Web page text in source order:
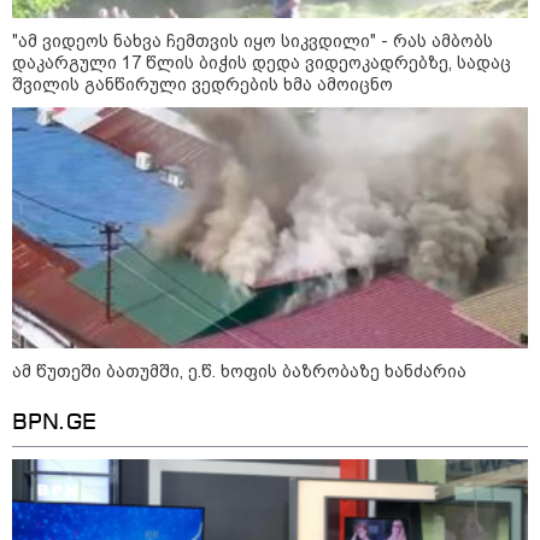
განწირული ვედრების ხმა
ამოიცნო
ამ წუთეში ბათუმში, ე.წ. ხოფის
ბაზრობაზე ხანძარია
"- გათა***ბულო, წადი და დაწერე
განცხადება თუ დანაშაულს
ჩავდივარ...- მემუქრები?" -
სოციალურ ქსელში სკანდალური
კადრები ვრცელდება
პოლიტიკა
"ამ ვიდეოს ნახვა ჩემთვის იყო სიკვდილი" - რას ამბობს
დაკარგული 17 წლის ბიჭის დედა ვიდეოკადრებზე, სადაც
შვილის განწირული ვედრების ხმა ამოიცნო
ამ წუთეში ბათუმში, ე.წ. ხოფის ბაზრობაზე ხანძარია
BPN.GE